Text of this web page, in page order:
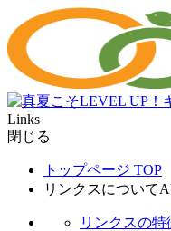
Links
閉じる
トップページ TOP
リンクスについて
リンクスの特